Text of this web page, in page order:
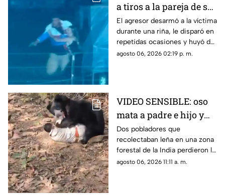
a tiros a la pareja de su
ex tras pelea en rodeo
El agresor desarmó a la víctima
durante una riña, le disparó en
repetidas ocasiones y huyó de
la escena.
agosto 06, 2026 02:19 p. m.
VIDEO SENSIBLE: oso
mata a padre e hijo y
deja a una persona
herida
Dos pobladores que
recolectaban leña en una zona
forestal de la India perdieron la
vida; un oficial fue reportado
agosto 06, 2026 11:11 a. m.